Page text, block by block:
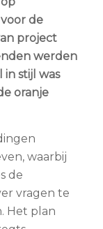
de
project
werden
stijl was
oranje
waarbij
de
vragen te
Het plan